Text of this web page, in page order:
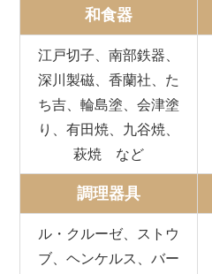
和食器
江戸切子、南部鉄器、
深川製磁、香蘭社、た
ち吉、輪島塗、会津塗
り、有田焼、九谷焼、
萩焼 など
調理器具
ル・クルーゼ、ストウ
ブ、ヘンケルス、バー